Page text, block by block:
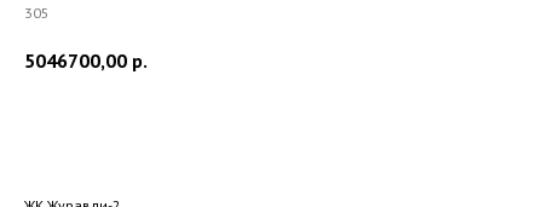
305
5046700,00 р.